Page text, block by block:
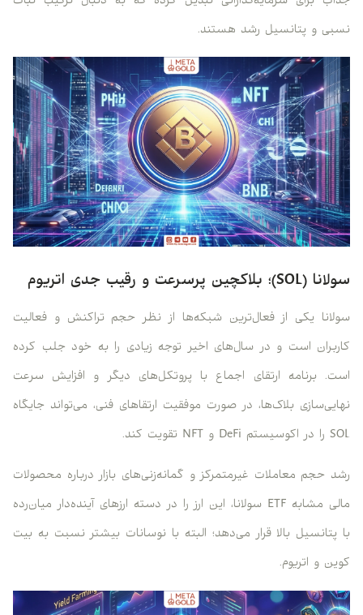
نسبی و پتانسیل رشد هستند.
سولانا (SOL)؛ بلاکچین پرسرعت و رقیب جدی اتریوم
سولانا یکی از فعال‌ترین شبکه‌ها از نظر حجم تراکنش و فعالیت
کاربران است و در سال‌های اخیر توجه زیادی را به خود جلب کرده
است. برنامه ارتقای اجماع با پروتکل‌های دیگر و افزایش سرعت
نهایی‌سازی بلاک‌ها، در صورت موفقیت ارتقاهای فنی، می‌تواند جایگاه
SOL را در اکوسیستم DeFi و NFT تقویت کند.
رشد حجم معاملات غیرمتمرکز و گمانه‌زنی‌های بازار درباره محصولات
مالی مشابه ETF سولانا، این ارز را در دسته ارزهای آینده‌دار میان‌رده
با پتانسیل بالا قرار می‌دهد؛ البته با نوسانات بیشتر نسبت به بیت
کوین و اتریوم.